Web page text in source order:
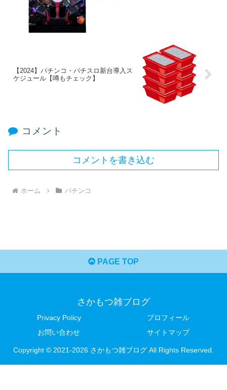
【2024】パチンコ・パチスロ新台導入ス
ケジュール【噂もチェック】
コメント
コメントを書き込む
ホーム パチンコ
PAGE TOP
さかもつ雑ブログ
Privacy Policy
プロフィール
お問い合わせ
サイトマップ
Copyright © 2021-2026 さかもつ雑ブログ All Rights Reserved.